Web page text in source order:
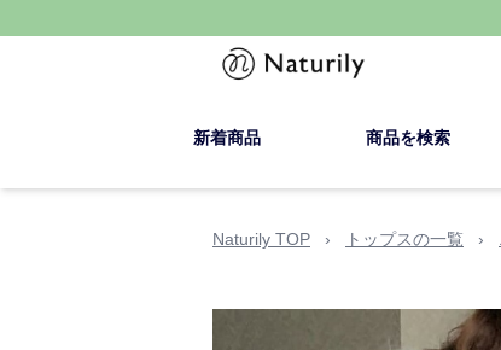
新着商品 商品を検索
Naturily TOP › トップスの一覧 ›